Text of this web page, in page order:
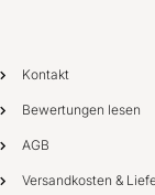
Kontakt
Bewertungen lesen
AGB
Versandkosten &